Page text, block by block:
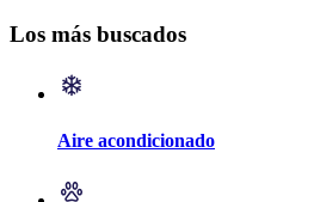
Los más buscados
Aire acondicionado